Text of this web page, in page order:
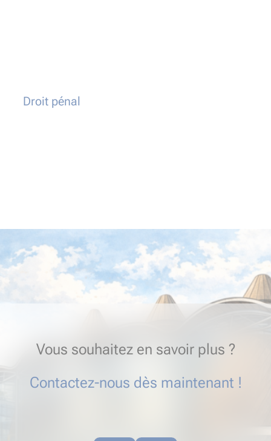
Droit pénal
Vous souhaitez en savoir plus ?
Contactez-nous dès maintenant !